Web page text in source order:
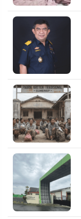
PT.
RESOLUSI
PRAMUDITA
©
Resolusi.co
-
RESOLUSI
MEDIA
PRAMUDITA